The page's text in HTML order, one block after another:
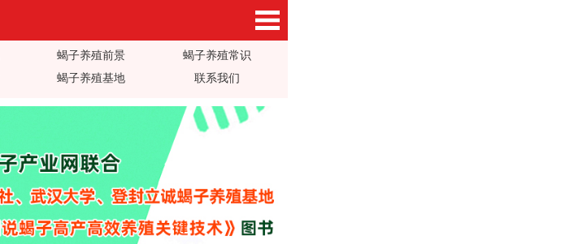
蝎子养殖前景
蝎子养殖常识
蝎子养殖基地 联系我们